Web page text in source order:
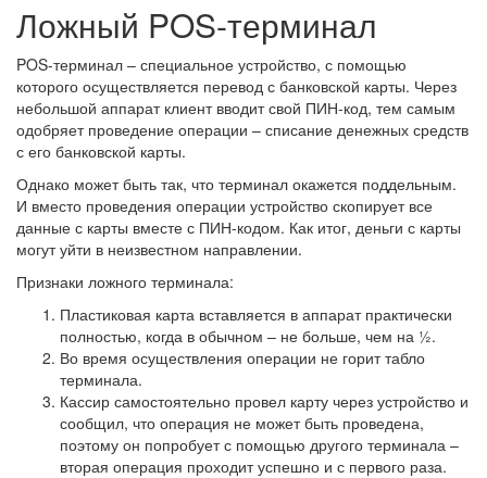
Ложный POS-терминал
POS-терминал – специальное устройство, с помощью
которого осуществляется перевод с банковской карты. Через
небольшой аппарат клиент вводит свой ПИН-код, тем самым
одобряет проведение операции – списание денежных средств
с его банковской карты.
Однако может быть так, что терминал окажется поддельным.
И вместо проведения операции устройство скопирует все
данные с карты вместе с ПИН-кодом. Как итог, деньги с карты
могут уйти в неизвестном направлении.
Признаки ложного терминала:
Пластиковая карта вставляется в аппарат практически
полностью, когда в обычном – не больше, чем на ½.
Во время осуществления операции не горит табло
терминала.
Кассир самостоятельно провел карту через устройство и
сообщил, что операция не может быть проведена,
поэтому он попробует с помощью другого терминала –
вторая операция проходит успешно и с первого раза.